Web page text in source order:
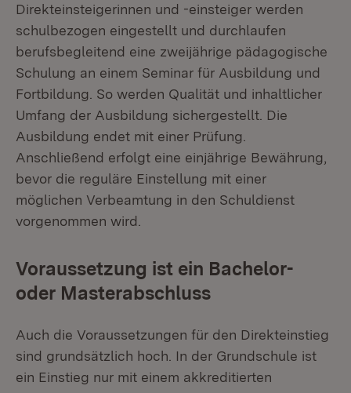
Direkteinsteigerinnen und -einsteiger werden
schulbezogen eingestellt und durchlaufen
berufsbegleitend eine zweijährige pädagogische
Schulung an einem Seminar für Ausbildung und
Fortbildung. So werden Qualität und inhaltlicher
Umfang der Ausbildung sichergestellt. Die
Ausbildung endet mit einer Prüfung.
Anschließend erfolgt eine einjährige Bewährung,
bevor die reguläre Einstellung mit einer
möglichen Verbeamtung in den Schuldienst
vorgenommen wird.
Voraussetzung ist ein Bachelor-
oder Masterabschluss
Auch die Voraussetzungen für den Direkteinstieg
sind grundsätzlich hoch. In der Grundschule ist
ein Einstieg nur mit einem akkreditierten